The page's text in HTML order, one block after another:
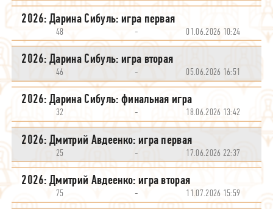
2026: Дарина Сибуль: игра первая
48 - 01.06.2026 10:24
2026: Дарина Сибуль: игра вторая
46 - 05.06.2026 16:51
2026: Дарина Сибуль: финальная игра
32 - 18.06.2026 13:42
2026: Дмитрий Авдеенко: игра первая
25 - 17.06.2026 22:37
2026: Дмитрий Авдеенко: игра вторая
75 - 11.07.2026 15:59